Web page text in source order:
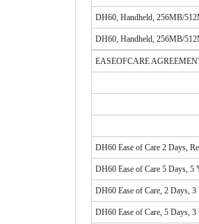
DH60, Handheld, 256MB/
DH60, Handheld, 256MB/
EASEOFCARE
DH60 Ease of Care 2 Days,
DH60 Ease of Care 5 Days, 5
DH60 Ease of Care, 2 Days, 3
DH60 Ease of Care, 5 Days, 3